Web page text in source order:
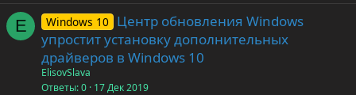
E Windows 10
Центр обновления Windows
упростит установку дополнительных
драйверов в Windows 10
ElisovSlava
Ответы 0 17 Дек 2019